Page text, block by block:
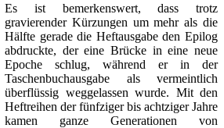
Es ist bemerkenswert, dass trotz
gravierender Kürzungen um mehr als die
Hälfte gerade die Heftausgabe den Epilog
abdruckte, der eine Brücke in eine neue
Epoche schlug, während er in der
Taschenbuchausgabe als vermeintlich
überflüssig weggelassen wurde. Mit den
Heftreihen der fünfziger bis achtziger Jahre
kamen ganze Generationen von